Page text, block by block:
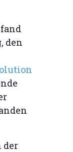
den
der